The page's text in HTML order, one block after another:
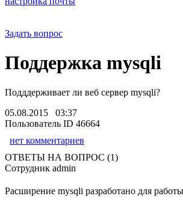
Задать вопрос
Поддержка mysqli
Подддерживает ли веб сервер mysqli?
05.08.2015 03:37
Пользователь ID 46664
нет комментариев
ОТВЕТЫ НА ВОПРОС (1)
Сотрудник admin
Расширение mysqli разработано для